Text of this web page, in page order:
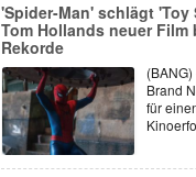
'Spider-Man' schlägt 'Toy
Tom Hollands neuer Film
Rekorde
Brand
für